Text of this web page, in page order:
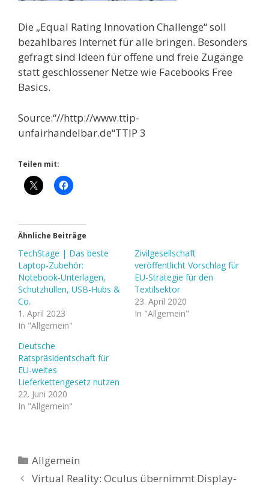
Die „Equal Rating Innovation Challenge“ soll
bezahlbares Internet für alle bringen. Besonders
gefragt sind Ideen für offene und freie Zugänge
statt geschlossener Netze wie Facebooks Free
Basics.
Source:“//http://www.ttip-
unfairhandelbar.de“TTIP 3
Teilen mit:
Ähnliche Beiträge
TechStage | Das beste
Laptop-Zubehör:
Notebook-Unterlagen,
Schutzhüllen, USB-Hubs &
Co.
1. April 2023
In "Allgemein"
Zivilgesellschaft
veröffentlicht Vorschlag für
EU-Strategie für den
Textilsektor
23. April 2020
In "Allgemein"
Deutsche
Ratspräsidentschaft für
EU-weites
Lieferkettengesetz nutzen
22. Juni 2020
In "Allgemein"
Kategorien
Allgemein
Virtual Reality: Oculus übernimmt Display-